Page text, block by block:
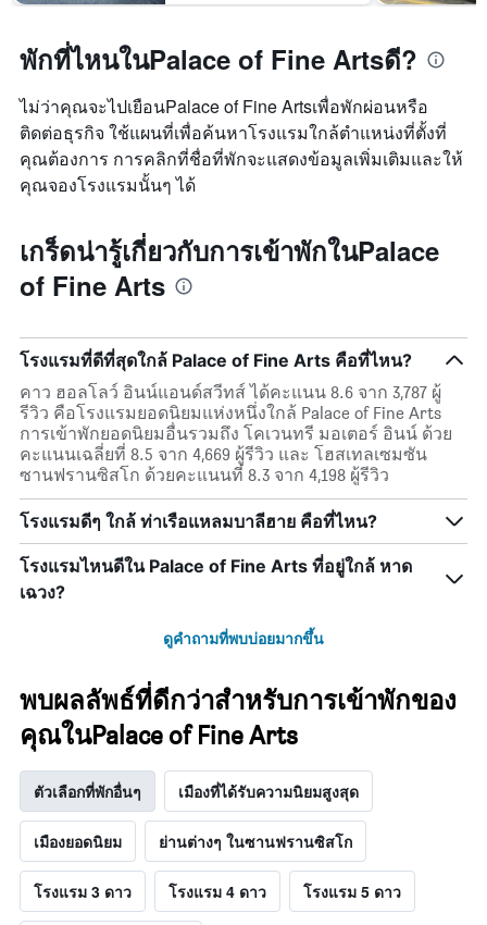
พักที่ไหนในPalace of Fine Artsดี?
ไม่ว่าคุณจะไปเยือนPalace of Fine Artsเพื่อพักผ่อนหรือ
ติดต่อธุรกิจ ใช้แผนที่เพื่อค้นหาโรงแรมใกล้ตำแหน่งที่ตั้งที่
คุณต้องการ การคลิกที่ชื่อที่พักจะแสดงข้อมูลเพิ่มเติมและให้
คุณจองโรงแรมนั้นๆ ได้
เกร็ดน่ารู้เกี่ยวกับการเข้าพักในPalace
of Fine Arts
โรงแรมที่ดีที่สุดใกล้ Palace of Fine Arts คือที่ไหน?
คาว ฮอลโลว์ อินน์แอนด์สวีทส์ ได้คะแนน 8.6 จาก 3,787 ผู้
รีวิว คือโรงแรมยอดนิยมแห่งหนึ่งใกล้ Palace of Fine Arts
การเข้าพักยอดนิยมอื่นรวมถึง โคเวนทรี มอเตอร์ อินน์ ด้วย
คะแนนเฉลี่ยที่ 8.5 จาก 4,669 ผู้รีวิว และ โฮสเทลเซมซัน
ซานฟรานซิสโก ด้วยคะแนนที่ 8.3 จาก 4,198 ผู้รีวิว
โรงแรมดีๆ ใกล้ ท่าเรือแหลมบาลีฮาย คือที่ไหน?
โรงแรมไหนดีใน Palace of Fine Arts ที่อยู่ใกล้ หาด
เฉวง?
ดูคำถามที่พบบ่อยมากขึ้น
พบผลลัพธ์ที่ดีกว่าสำหรับการเข้าพักของ
คุณในPalace of Fine Arts
ตัวเลือกที่พักอื่นๆ เมืองที่ได้รับความนิยมสูงสุด
เมืองยอดนิยม ย่านต่างๆ ในซานฟรานซิสโก
โรงแรม 3 ดาว โรงแรม 4 ดาว โรงแรม 5 ดาว